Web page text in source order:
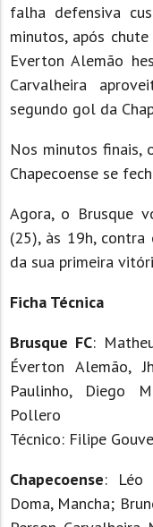
falha defensiva
minutos, após
Everton Alemão
Carvalheira
segundo gol da
Nos minutos finais,
Chapecoense se
Agora, o Brusque
(25), às 19h,
da sua primeira
Ficha Técnica
Brusque FC:
Éverton Alemão,
Paulinho, Diego
Pollero
Técnico: Filipe
Chapecoense: Léo
Doma, Mancha;